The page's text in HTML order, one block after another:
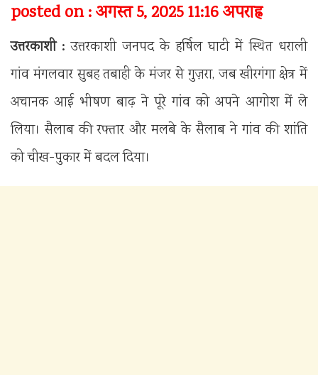
posted on : अगस्त 5, 2025 11:16 अपराह्न
उत्तरकाशी : उत्तरकाशी जनपद के हर्षिल घाटी में स्थित धराली
गांव मंगलवार सुबह तबाही के मंजर से गुज़रा, जब खीरगंगा क्षेत्र में
अचानक आई भीषण बाढ़ ने पूरे गांव को अपने आगोश में ले
लिया। सैलाब की रफ्तार और मलबे के सैलाब ने गांव की शांति
को चीख-पुकार में बदल दिया।